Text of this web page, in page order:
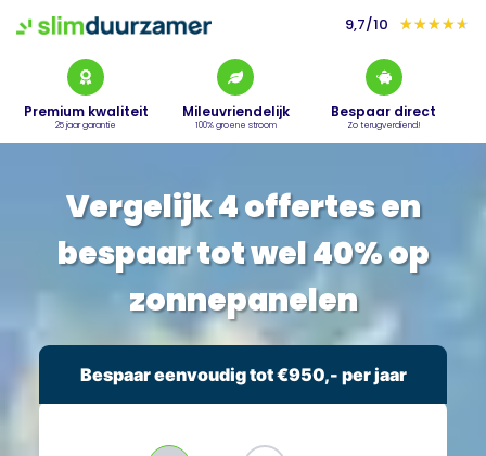
9,7/10 ★★★★★
Premium kwaliteit
25 jaar garantie
Mileuvriendelijk
100% groene stroom
Bespaar direct
Zo terugverdiend!
Vergelijk 4 offertes en
bespaar tot wel 40% op
zonnepanelen
Bespaar eenvoudig tot €950,- per jaar